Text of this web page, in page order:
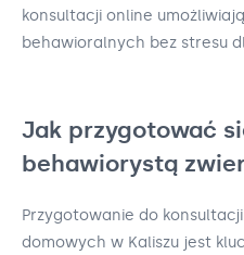
konsultacji online
behawioralnych bez stresu
Jak przygotować
behawiorystą
Przygotowanie do
domowych w Kaliszu jest